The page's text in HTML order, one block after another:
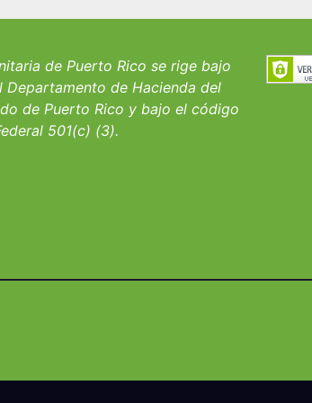
albergues infantiles
de Puerto Rico se rige bajo
Departamento de Hacienda del
de Puerto Rico y bajo el código
501(c) (3).